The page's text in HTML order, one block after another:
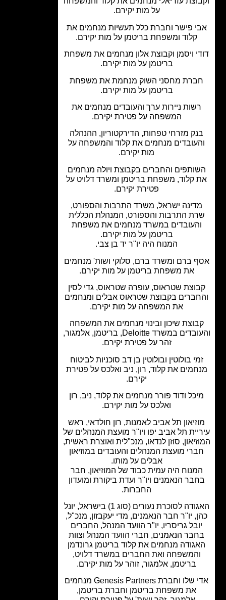
על מות יקירם.
פישר וחברת כלל תעשיות מנחמים את
קלוד ומשפחת בריטמן על מות יקירם.
ויסמן וקבוצת אלון מנחמים את משפחת
בריטמן על מות יקירם.
מחסני השוק מנחמת את משפחת
בריטמן על מות יקירם.
ניירות ערך והעובדים מנחמים את
המשפחה על פטירת יקירם.
מזרחי טפחות, הדירקטוריון, ההנהלה
מנחמים את קלוד והמשפחה על
מות יקירם.
והחברים בקבוצת ויולה מנחמים
קלוד, משפחת בריטמן ומשרד דלויט על
פטירת יקירם.
ישראל, משרד התרבות והספורט,
התרבות והספורט, המנהלת הכללית
במשרד מנחמים את משפחת
בריטמן על מות יקירם.
המנוח היה יו"ר יד בן צבי.
ברם ומשרד ברם, סלוקי ושות' מנחמים
את משפחת בריטמן על מות יקירם.
שטראוס, עופרה שטראוס, גדי לסין
בקבוצת שטראוס אבלים ומנחמים
את המשפחה על מות יקירם.
שיכון ובינוי מנחמים את המשפחה
והעובדים במשרד Deloitte, בריטמן, אלמגור,
זהר על פטירת יקירם.
בולוטין ובולוטין בן דב סוכניות לביטוח
את קלוד, רון, ניב ואלכס על פטירת
ודוד פורר מנחמים את קלוד, ניב, רון
ואלכס על מות יקירם.
תל אביב לאמנות, רון חולדאי, ראש
תל אביב יפו ויו"ר מועצת המנהלים של
סוזן לנדאו, מנכ"לית ואוצרת ראשית,
מועצת המנהלים והעובדים במוזיאון
אבלים על מותו.
היה עמית כבוד של המוזיאון, חבר
הנאמנים ויו"ר ועדת ביקורת ומועדון
החברות.
האגודה לסוכרת נעורים (סוג 1) בישראל, יונל
יו"ר חבר הנאמנים, מדי יעקבזון, מנכ"ל,
גריסריו, יו"ר הוועד המנהל, החברים
הנאמנים, חברי הוועד המנהל וצוות
מנחמים את קלוד בריטמן גרונדמן
ואת החברים במשרד דלויט,
בריטמן, אלמגור, זוהר על מות יקירם.
אדי שלו וחברת Genesis Partners מנחמים
את משפחת בריטמן וחברת בריטמן,